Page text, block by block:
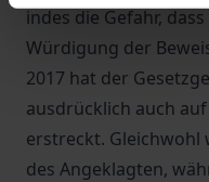
indes die Gefahr,
Würdigung der
2017 hat der
ausdrücklich auch
erstreckt. Gleichwohl
des Angeklagten,